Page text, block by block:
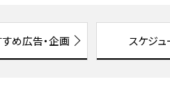
すめ広告・企画 スケジュ